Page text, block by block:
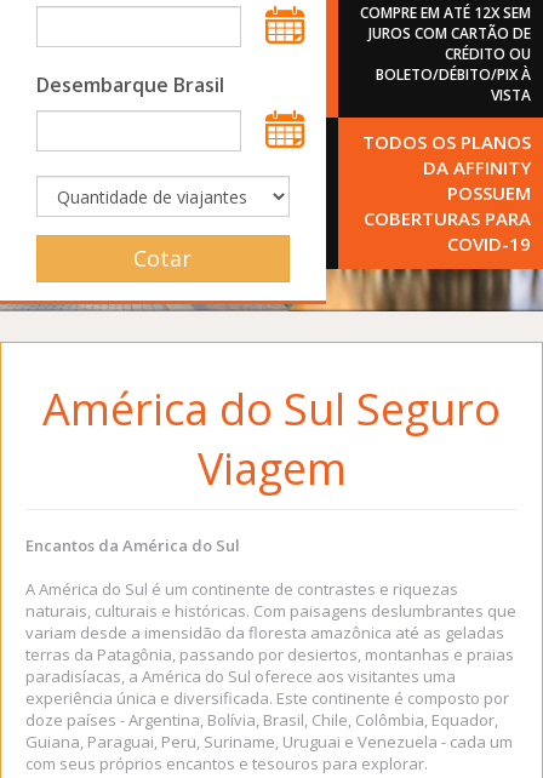
Desembarque Brasil
Cotar
COMPRE EM ATÉ 12X SEM
JUROS COM CARTÃO DE
CRÉDITO OU
BOLETO/DÉBITO/PIX À
VISTA
TODOS OS PLANOS
DA AFFINITY
POSSUEM
COBERTURAS PARA
COVID-19
América do Sul Seguro
Viagem
Encantos da América do Sul
A América do Sul é um continente de contrastes e riquezas
naturais, culturais e históricas. Com paisagens deslumbrantes que
variam desde a imensidão da floresta amazônica até as geladas
terras da Patagônia, passando por desiertos, montanhas e praias
paradisíacas, a América do Sul oferece aos visitantes uma
experiência única e diversificada. Este continente é composto por
doze países - Argentina, Bolívia, Brasil, Chile, Colômbia, Equador,
Guiana, Paraguai, Peru, Suriname, Uruguai e Venezuela - cada um
com seus próprios encantos e tesouros para explorar.